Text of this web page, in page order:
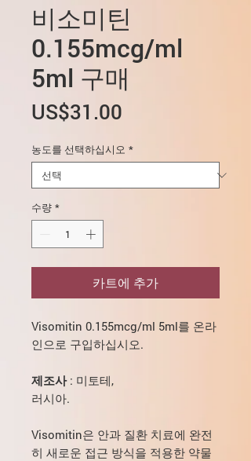
비소미틴
0.155mcg/ml
5ml 구매
US$31.00
농도를 선택하십시오 *
수량 *
카트에 추가
Visomitin 0.155mcg/ml 5ml를 온라
인으로 구입하십시오.
제조사: 미토테,
러시아.
Visomitin은 안과 질환 치료에 완전
히 새로운 접근 방식을 적용한 약물